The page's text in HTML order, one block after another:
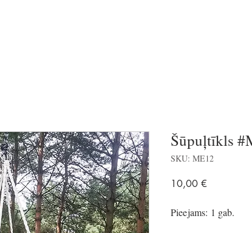
Šūpuļtīkls
SKU: ME12
10,00 €
Pieejams: 1 gab.